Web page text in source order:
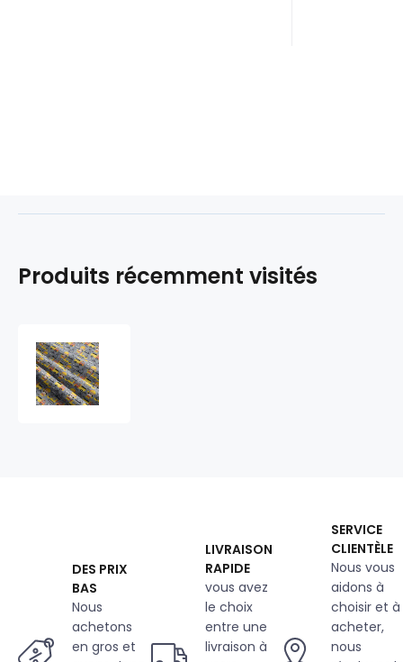
Produits récemment visités
DES PRIX
BAS
Nous
achetons
en gros et
LIVRAISON
RAPIDE
vous avez
le choix
entre une
livraison à
SERVICE
CLIENTÈLE
Nous vous
aidons à
choisir et à
acheter,
nous